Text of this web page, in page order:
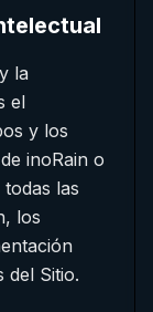
la
el
y los
inoRain o
las
los
del Sitio.